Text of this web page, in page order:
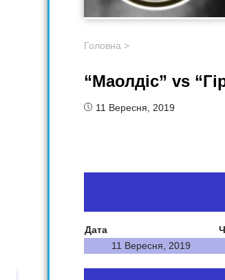
Головна >
“Маолдіс” vs
11 Вересня, 2019
Дата
11 Вересня, 2019